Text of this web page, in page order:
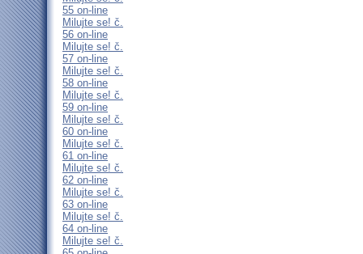
55 on-line
Milujte se! č.
56 on-line
Milujte se! č.
57 on-line
Milujte se! č.
58 on-line
Milujte se! č.
59 on-line
Milujte se! č.
60 on-line
Milujte se! č.
61 on-line
Milujte se! č.
62 on-line
Milujte se! č.
63 on-line
Milujte se! č.
64 on-line
Milujte se! č.